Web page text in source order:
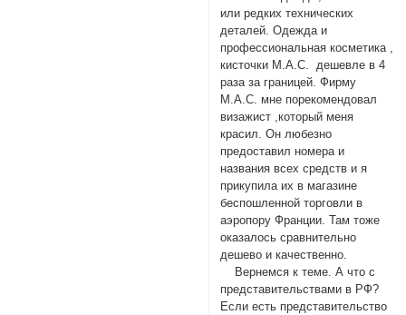
или редких технических
деталей. Одежда и
профессиональная косметика ,
кисточки M.A.C. дешевле в 4
раза за границей. Фирму
M.A.C. мне порекомендовал
визажист ,который меня
красил. Он любезно
предоставил номера и
названия всех средств и я
прикупила их в магазине
беспошленной торговли в
аэропору Франции. Там тоже
оказалось сравнительно
дешево и качественно.
Вернемся к теме. А что с
представительствами в РФ?
Если есть представительство